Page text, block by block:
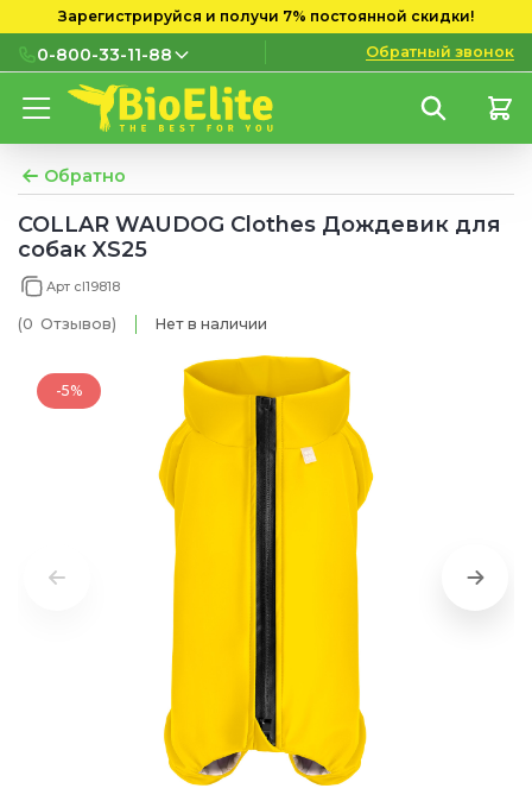
Зарегистрируйся и получи 7% постоянной скидки!
0-800-33-11-88
0-800-33-11-88
мобильных номеров
(097) 133 11 88
(095) 133 11 88
Обратный звонок
Обратно
COLLAR WAUDOG Clothes Дождевик для
собак XS25
Арт cl19818
(0 Отзывов) Нет в наличии
-5%